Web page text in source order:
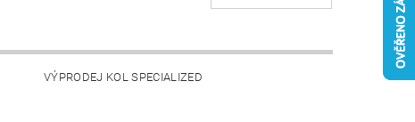
VÝPRODEJ KOL SPECIALIZED